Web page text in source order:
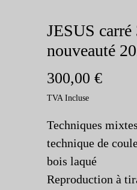
JESUS carré
nouveauté
300,00 €Prix
TVA Incluse
Techniques
technique de
bois laqué
Reproduction à